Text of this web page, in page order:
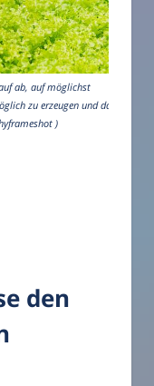
ab, auf möglichst
zu erzeugen und das
)
den